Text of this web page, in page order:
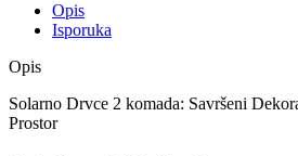
Opis
Isporuka
Opis
Solarno Drvce 2 komada: Savršeni
Prostor